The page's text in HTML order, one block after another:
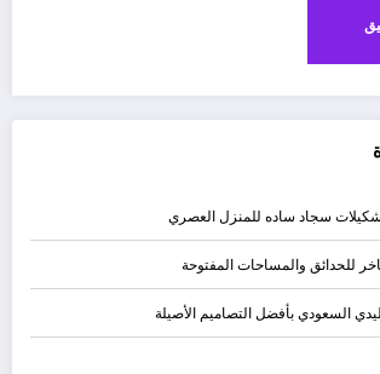
سجاد ساده للمنزل العصري
للحدائق والمساحات المفتوحة
السعودي بأفضل التصاميم الأصيلة